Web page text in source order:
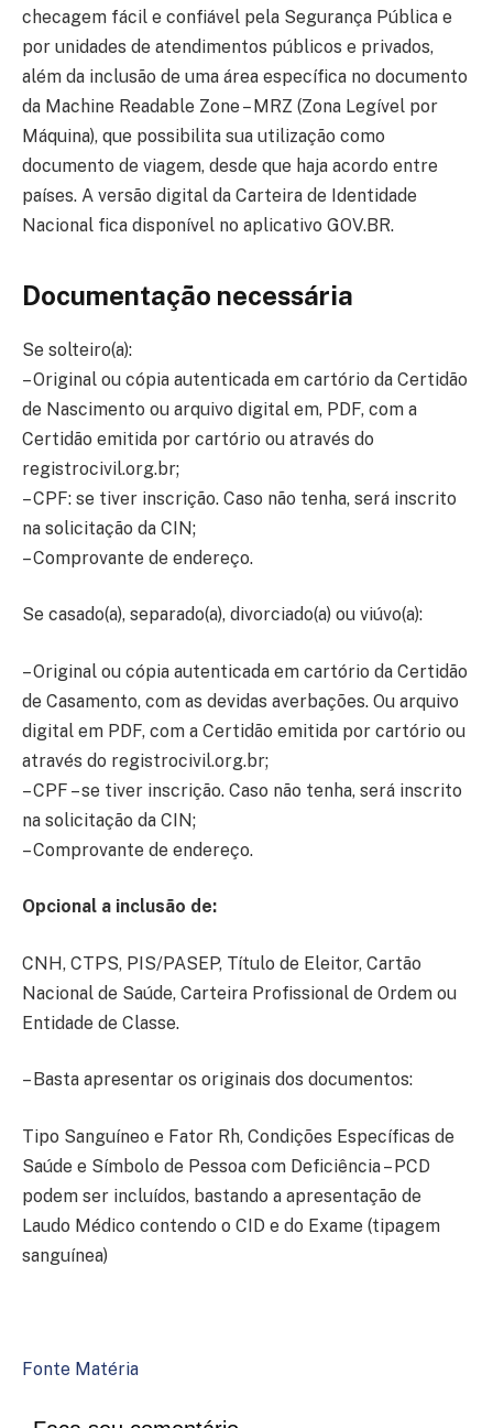
checagem fácil e confiável pela Segurança Pública e
por unidades de atendimentos públicos e privados,
além da inclusão de uma área específica no documento
da Machine Readable Zone – MRZ (Zona Legível por
Máquina), que possibilita sua utilização como
documento de viagem, desde que haja acordo entre
países. A versão digital da Carteira de Identidade
Nacional fica disponível no aplicativo GOV.BR.
Documentação necessária
Se solteiro(a):
– Original ou cópia autenticada em cartório da Certidão
de Nascimento ou arquivo digital em, PDF, com a
Certidão emitida por cartório ou através do
registrocivil.org.br;
– CPF: se tiver inscrição. Caso não tenha, será inscrito
na solicitação da CIN;
– Comprovante de endereço.
Se casado(a), separado(a), divorciado(a) ou viúvo(a):
– Original ou cópia autenticada em cartório da Certidão
de Casamento, com as devidas averbações. Ou arquivo
digital em PDF, com a Certidão emitida por cartório ou
através do registrocivil.org.br;
– CPF – se tiver inscrição. Caso não tenha, será inscrito
na solicitação da CIN;
– Comprovante de endereço.
Opcional a inclusão de:
CNH, CTPS, PIS/PASEP, Título de Eleitor, Cartão
Nacional de Saúde, Carteira Profissional de Ordem ou
Entidade de Classe.
– Basta apresentar os originais dos documentos:
Tipo Sanguíneo e Fator Rh, Condições Específicas de
Saúde e Símbolo de Pessoa com Deficiência – PCD
podem ser incluídos, bastando a apresentação de
Laudo Médico contendo o CID e do Exame (tipagem
sanguínea)
Fonte Matéria